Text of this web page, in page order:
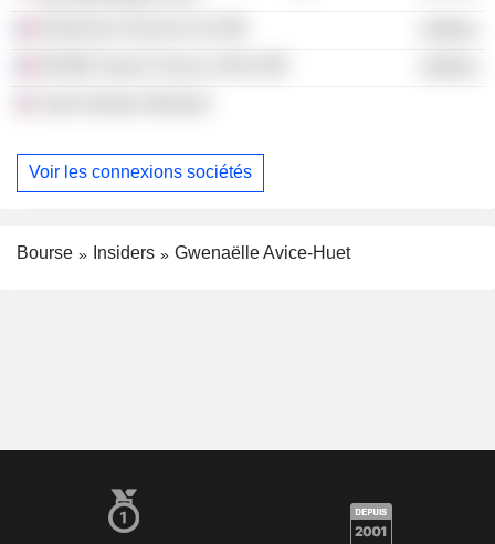
Voir les connexions sociétés
Bourse Insiders Gwenaëlle Avice-Huet